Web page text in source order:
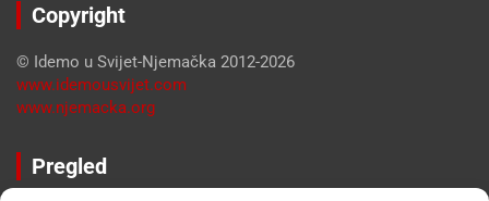
Copyright
© Idemo u Svijet-Njemačka 2012-2026
www.idemousvijet.com
www.njemacka.org
Pregled